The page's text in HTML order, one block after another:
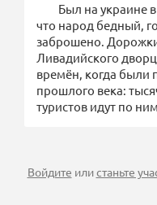
Был на украине
что народ бедный,
заброшено.
Ливадийского
времён, когда были
прошлого века:
туристов идут по
Войдите илистаньте